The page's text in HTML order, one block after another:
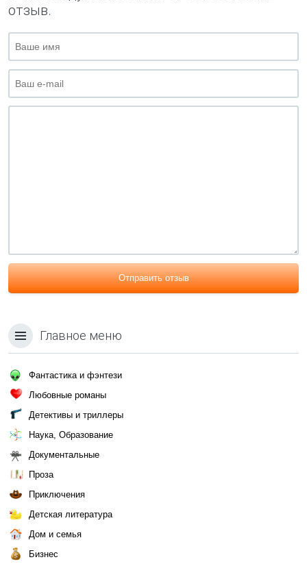
отзыв.
Отправить отзыв
Главное меню
Фантастика и фэнтези
Любовные романы
Детективы и триллеры
Наука, Образование
Документальные
Проза
Приключения
Детская литература
Дом и семья
Бизнес